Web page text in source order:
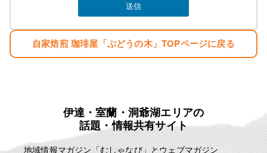
自家焙煎 珈琲屋「ぶどうの木」TOPページに戻る
伊達・室蘭・洞爺湖エリアの
話題・情報共有サイト
地域情報マガジン「むしゃなび」とウェブマガジン